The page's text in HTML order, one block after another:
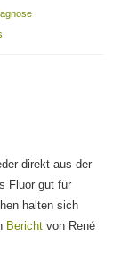
direkt aus der
Fluor gut für
halten sich
Berichtvon René